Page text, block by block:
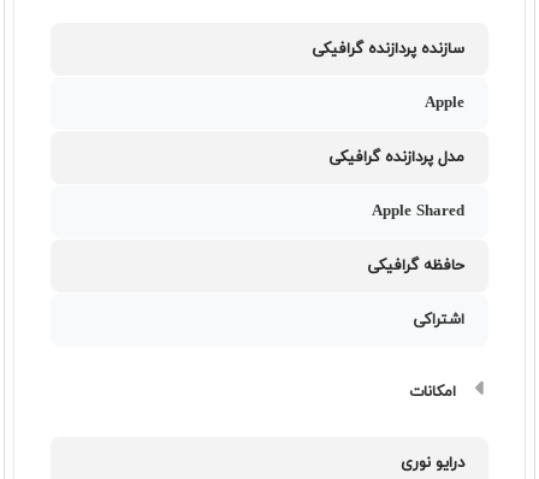
سازنده پردازنده گرافیکی
Apple
مدل پردازنده گرافیکی
Apple Shared
حافظه گرافیکی
اشتراکی
امکانات
درایو نوری